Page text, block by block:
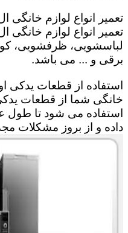
تعمیر انواع لوازم
تعمیر انواع لوازم خانگی
لباسشویی، ظرفشویی،
برقی و ... می باشد.
استفاده از قطعات یدکی
خانگی شما از قطعات
استفاده می شود تا طول
داده و از بروز مشکلات